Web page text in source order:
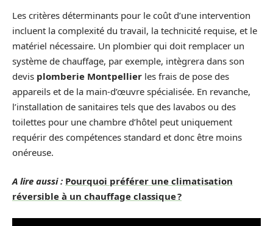
Les critères déterminants pour le coût d’une intervention
incluent la complexité du travail, la technicité requise, et le
matériel nécessaire. Un plombier qui doit remplacer un
système de chauffage, par exemple, intègrera dans son
devis plomberie Montpellier les frais de pose des
appareils et de la main-d’œuvre spécialisée. En revanche,
l’installation de sanitaires tels que des lavabos ou des
toilettes pour une chambre d’hôtel peut uniquement
requérir des compétences standard et donc être moins
onéreuse.
A lire aussi : Pourquoi préférer une climatisation
réversible à un chauffage classique ?